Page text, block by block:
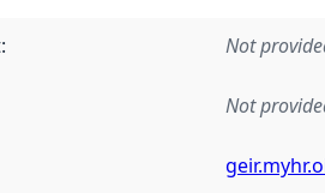
: Not
Not